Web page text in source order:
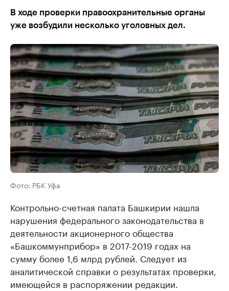
В ходе проверки правоохранительные органы
уже возбудили несколько уголовных дел.
Фото: РБК Уфа
Контрольно-счетная палата Башкирии нашла
нарушения федерального законодательства в
деятельности акционерного общества
«Башкоммунприбор» в 2017-2019 годах на
сумму более 1,6 млрд рублей. Следует из
аналитической справки о результатах проверки,
имеющейся в распоряжении редакции.